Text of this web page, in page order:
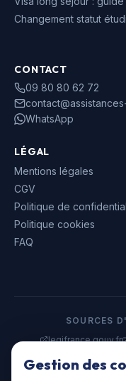
Changement statut
CONTACT
09 80 80 62 72
WhatsApp
LÉGAL
Mentions légales
CGV
Politique de
Politique cookies
FAQ
SOURCES
legifrance.gouv.fr
Gestion des